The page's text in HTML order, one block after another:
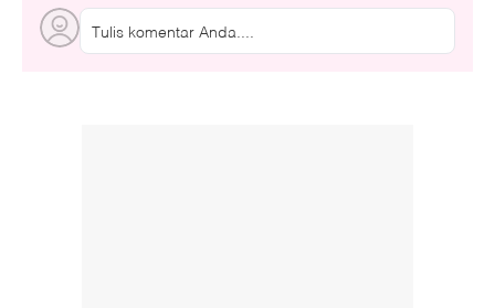
Tulis komentar Anda....